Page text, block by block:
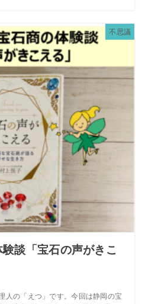
不思議
談「宝石の声がきこ
人の「えつ」です。今回は静岡の宝